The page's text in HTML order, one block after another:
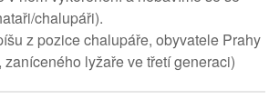
chalupáři).
z pozice chalupáře, obyvatele Prahy
lyžaře ve třetí generaci)